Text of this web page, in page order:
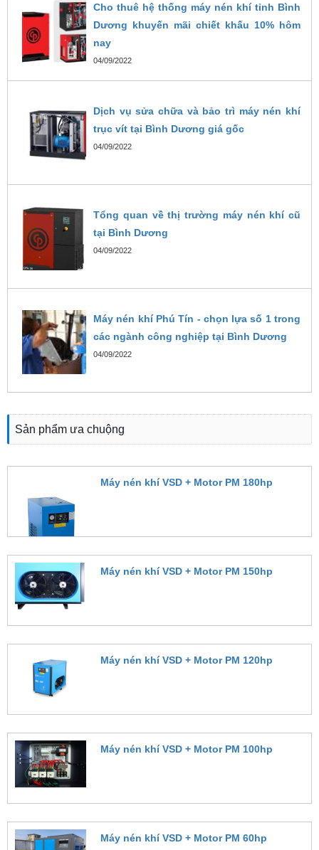
Cho thuê hệ thống máy nén khí tỉnh Bình
Dương khuyến mãi chiết khấu 10% hôm
nay
04/09/2022
Dịch vụ sửa chữa và bảo trì máy nén khí
trục vít tại Bình Dương giá gốc
04/09/2022
Tổng quan về thị trường máy nén khí cũ
tại Bình Dương
04/09/2022
Máy nén khí Phú Tín - chọn lựa số 1 trong
các ngành công nghiệp tại Bình Dương
04/09/2022
Sản phẩm ưa chuộng
Máy nén khí VSD + Motor PM 180hp
Máy nén khí VSD + Motor PM 150hp
Máy nén khí VSD + Motor PM 120hp
Máy nén khí VSD + Motor PM 100hp
Máy nén khí VSD + Motor PM 60hp